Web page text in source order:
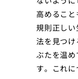
高めるこ
規則正し
法を見つ
ぶたを温
す。これ